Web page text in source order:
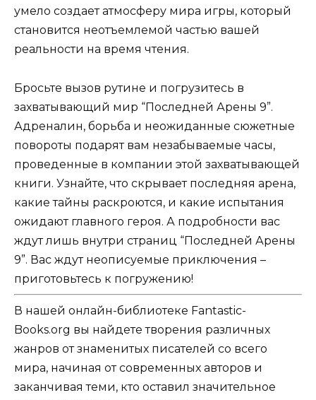
умело создает атмосферу мира игры, который
становится неотъемлемой частью вашей
реальности на время чтения.
Бросьте вызов рутине и погрузитесь в
захватывающий мир “Последней Арены 9”.
Адреналин, борьба и неожиданные сюжетные
повороты подарят вам незабываемые часы,
проведенные в компании этой захватывающей
книги. Узнайте, что скрывает последняя арена,
какие тайны раскроются, и какие испытания
ожидают главного героя. А подробности вас
ждут лишь внутри страниц “Последней Арены
9”. Вас ждут неописуемые приключения –
приготовьтесь к погружению!
В нашей онлайн-библиотеке Fantastic-
Books.org вы найдете творения различных
жанров от знаменитых писателей со всего
мира, начиная от современных авторов и
заканчивая теми, кто оставил значительное